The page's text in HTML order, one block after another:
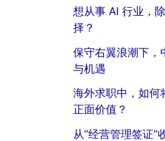
想从事 AI 行业，
择？
保守右翼浪潮下，
与机遇
海外求职中，如何
正面价值？
从“经营管理签证”